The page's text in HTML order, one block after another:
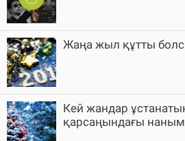
Жаңа жыл құтты
Кей жандар
қарсаңындағы